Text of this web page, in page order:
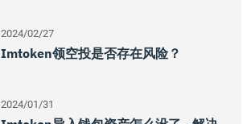
2024/02/27
Imtoken领空投是否存在风险？
2024/01/31